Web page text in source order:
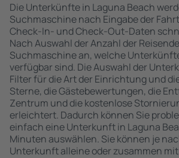
Die Unterkünfte in Laguna Beach
Suchmaschine nach Eingabe der
Check-In- und Check-Out-Daten
Nach Auswahl der Anzahl der
Suchmaschine an, welche
verfügbar sind. Die Auswahl der
Filter für die Art der Einrichtung und
Sterne, die Gästebewertungen, die
Zentrum und die kostenlose
erleichtert. Dadurch können Sie
einfach eine Unterkunft in Laguna
Minuten auswählen. Sie können je
Unterkunft alleine oder zusammen